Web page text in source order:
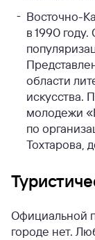
Восточно-
в 1990
области
искусства.
молодежи
по
Тохтарова,
Официальной
городе нет.